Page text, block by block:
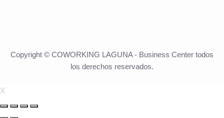
Copyright © COWORKING LAGUNA - Business Center todos
los derechos reservados.
X